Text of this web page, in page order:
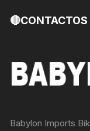
🔴CONTACTOS
Babylon Imports